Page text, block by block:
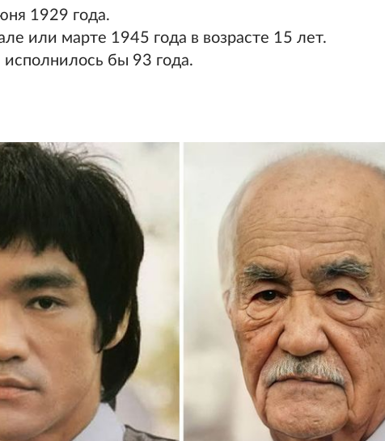
1929 года.
или марте 1945 года в возрасте 15 лет.
исполнилось бы 93 года.